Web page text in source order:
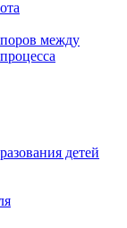
между
детей